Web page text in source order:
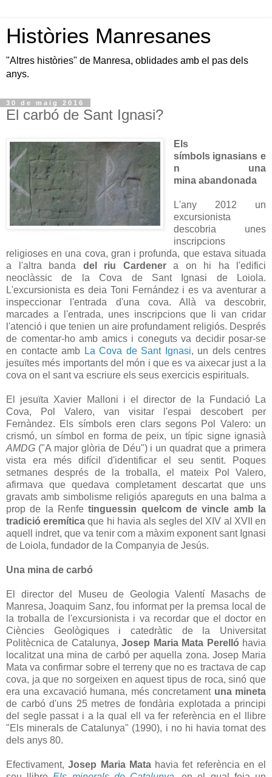
Històries Manresanes
"Altres històries" de Manresa, oblidades amb el pas dels
anys.
30 de maig 2016
El carbó de Sant Ignasi?
Els
símbols ignasians e
n una
mina abandonada
L'any 2012 un
excursionista
descobria unes
inscripcions
religioses en una cova, gran i profunda, que estava situada
a l'altra banda del riu Cardenera on hi ha l'edifici
neoclàssic de la Cova de Sant Ignasi de Loiola.
L'excursionista es deia Toni Fernández i es va aventurar a
inspeccionar l'entrada d'una cova. Allà va descobrir,
marcades a l'entrada, unes inscripcions que li van cridar
l'atenció i que tenien un aire profundament religiós. Després
de comentar-ho amb amics i coneguts va decidir posar-se
en contacte amb La Cova de Sant Ignasi, un dels centres
jesuïtes més importants del món i que es va aixecar just a la
cova on el sant va escriure els seus exercicis espirituals.
El jesuïta Xavier Malloni i el director de la Fundació La
Cova, Pol Valero, van visitar l'espai descobert per
Fernàndez. Els símbols eren clars segons Pol Valero: un
crismó, un símbol en forma de peix, un típic signe ignasià
AMDG ("A major glòria de Déu") i un quadrat que a primera
vista era més difícil d'identificar el seu sentit. Poques
setmanes després de la troballa, el mateix Pol Valero,
afirmava que quedava completament descartat que uns
gravats amb simbolisme religiós apareguts en una balma a
prop de la Renfetinguessin quelcom de vincle amb la
tradició eremítica que hi havia als segles del XIV al XVII en
aquell indret, que va tenir com a màxim exponent sant Ignasi
de Loiola, fundador de la Companyia de Jesús.
Una mina de carbó
El director del Museu de Geologia Valentí Masachs de
Manresa, Joaquim Sanz, fou informat per la premsa local de
la troballa de l'excursionista i va recordar que el doctor en
Ciències Geològiques i catedràtic de la Universitat
Politècnica de Catalunya,Josep Maria Mata Perelló havia
localitzat una mina de carbó per aquella zona. Josep Maria
Mata va confirmar sobre el terreny que no es tractava de cap
cova, ja que no sorgeixen en aquest tipus de roca, sinó que
era una excavació humana, més concretament una mineta
de carbó d'uns 25 metres de fondària explotada a principi
del segle passat i a la qual ell va fer referència en el llibre
"Els minerals de Catalunya" (1990), i no hi havia tornat des
dels anys 80.
Efectivament,Josep Maria Mata havia fet referència en el